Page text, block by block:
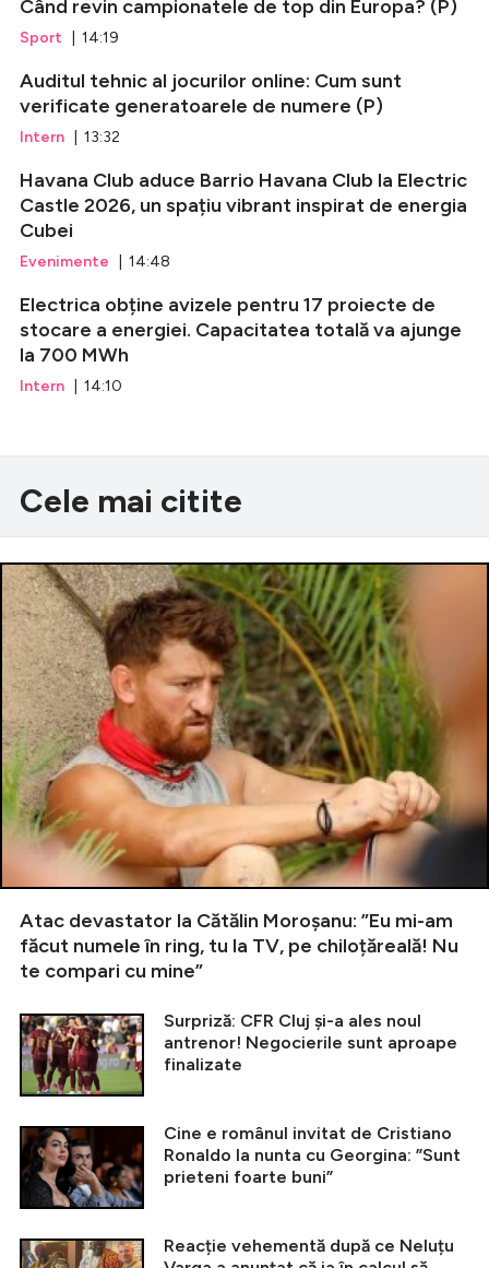
Când revin campionatele de top din Europa? (P)
Sport | 14:19
Auditul tehnic al jocurilor online: Cum sunt
verificate generatoarele de numere (P)
Intern | 13:32
Havana Club aduce Barrio Havana Club la Electric
Castle 2026, un spațiu vibrant inspirat de energia
Cubei
Evenimente | 14:48
Electrica obține avizele pentru 17 proiecte de
stocare a energiei. Capacitatea totală va ajunge
la 700 MWh
Intern | 14:10
Cele mai citite
Atac devastator la Cătălin Moroșanu: ”Eu mi-am
făcut numele în ring, tu la TV, pe chiloțăreală! Nu
te compari cu mine”
Surpriză: CFR Cluj și-a ales noul
antrenor! Negocierile sunt aproape
finalizate
Cine e românul invitat de Cristiano
Ronaldo la nunta cu Georgina: ”Sunt
prieteni foarte buni”
Reacție vehementă după ce Neluțu